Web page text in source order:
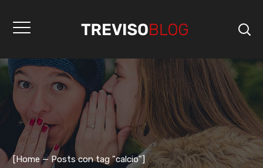
[Home Posts con tag "calcio"]